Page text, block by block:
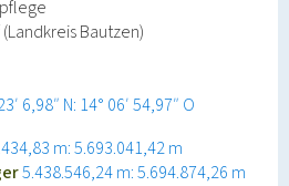
Bautzen)
6,98″ N: 14° 06′ 54,97″ O
m: 5.693.041,42 m
5.438.546,24 m: 5.694.874,26 m